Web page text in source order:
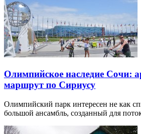
Олимпийское наследие Сочи:
маршрут по Сириусу
Олимпийский парк интересен не как
большой ансамбль, созданный для